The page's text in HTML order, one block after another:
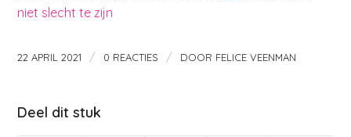
niet slecht te zijn
22 APRIL 2021 / 0 REACTIES / DOOR FELICE VEENMAN
Deel dit stuk